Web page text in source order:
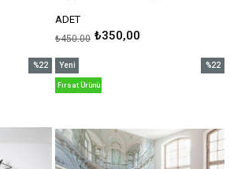
ADET
₺350,00
₺450,00
%22
%22
Yeni
Ürün
Fırsat Ürünü